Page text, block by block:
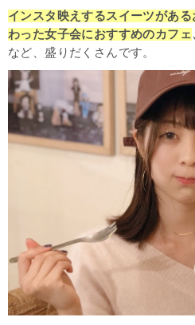
インスタ映えするスイーツがある
わった女子会におすすめのカフェ
など、盛りだくさんです。